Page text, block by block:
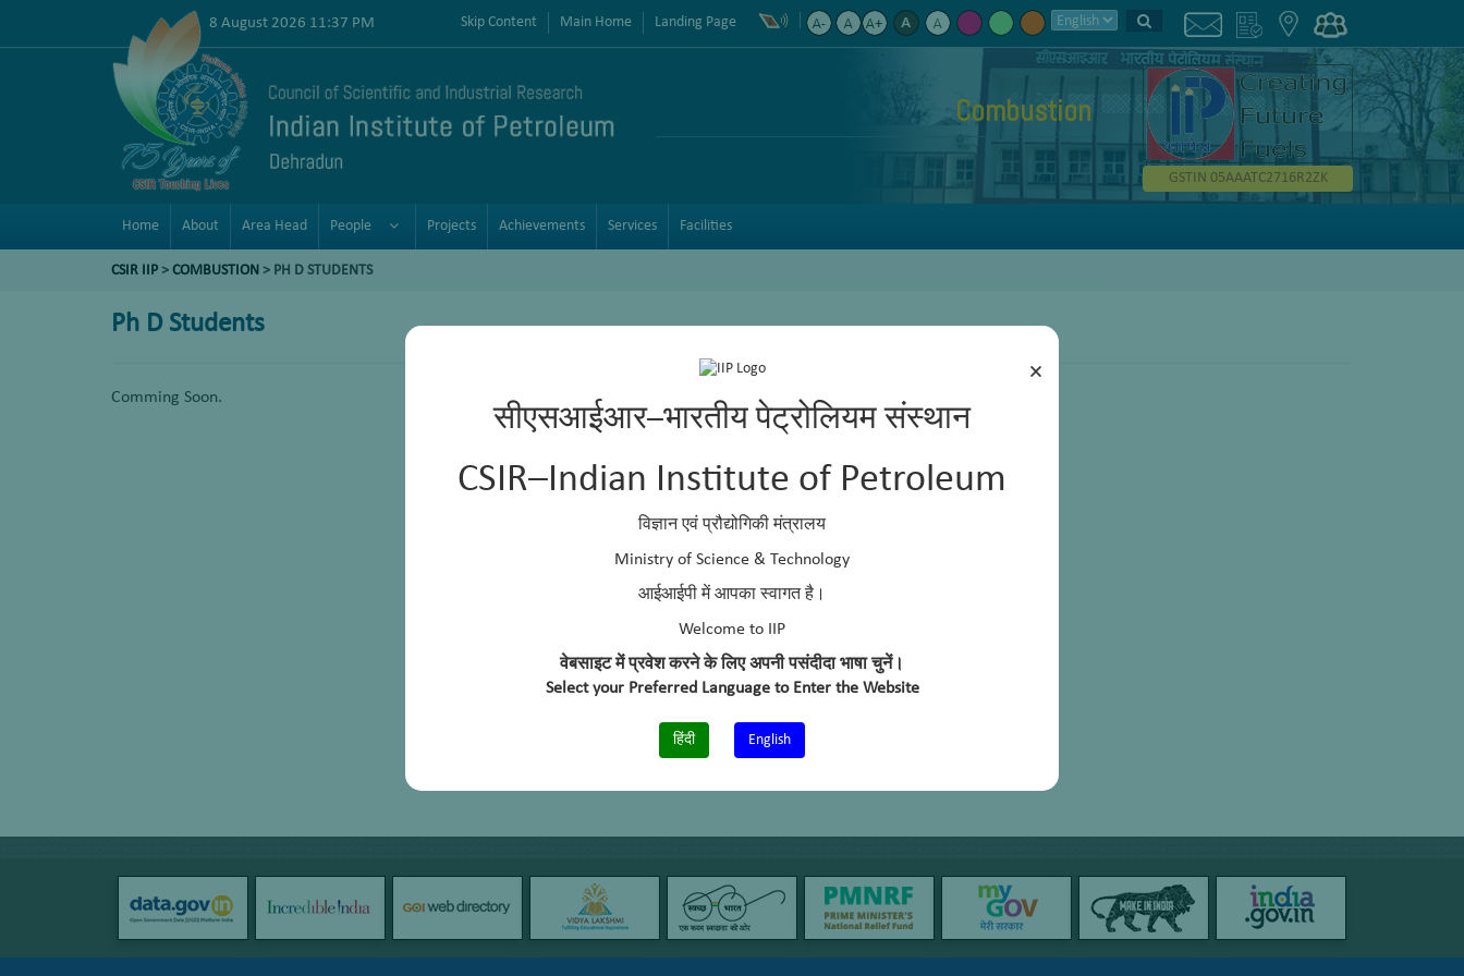
×
सीएसआईआर–भारतीय पेट्रोलियम संस्थान
CSIR–Indian Institute of Petroleum
विज्ञान एवं प्रौद्योगिकी मंत्रालय
Ministry of Science & Technology
आईआईपी में आपका स्वागत है।
Welcome to IIP
वेबसाइट में प्रवेश करने के लिए अपनी पसंदीदा भाषा चुनें।
Select your Preferred Language to Enter the Website
हिंदी English
8 August 2026 11:37 PM Skip Content Main Home Landing Page
Combustion
GSTIN 05AAATC2716R2ZK
Home About Area Head People Projects Achievements Services Facilities
CSIR IIP > COMBUSTION > PH D STUDENTS
Ph D Students
Comming Soon.